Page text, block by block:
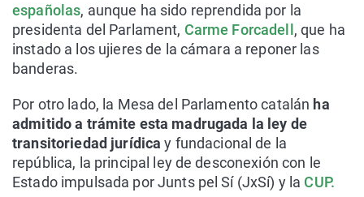
españolas, aunque ha sido reprendida por la
presidenta del Parlament, Carme Forcadell , que ha
instado a los ujieres de la cámara a reponer las
banderas.
Por otro lado, la Mesa del Parlamento catalán ha
admitido a trámite esta madrugada la ley de
transitoriedad jurídicay fundacional de la
república, la principal ley de desconexión con le
Estado impulsada por Junts pel Sí (JxSí) y la CUP.